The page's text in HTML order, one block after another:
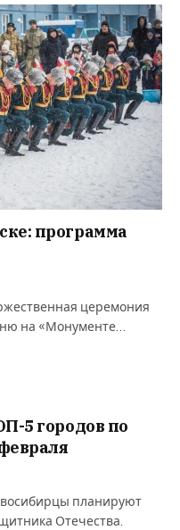
программа
церемония
на «Монументе…
5 городов по
планируют
Отечества.